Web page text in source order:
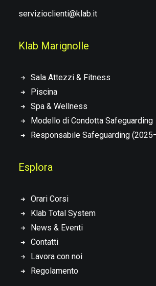
servizioclienti@klab.it
Klab Marignolle
Sala Attezzi & Fitness
Piscina
Spa & Wellness
Modello di Condotta Safeguarding
Responsabile Safeguarding
Esplora
Orari Corsi
Klab Total System
News & Eventi
Contatti
Lavora con noi
Regolamento